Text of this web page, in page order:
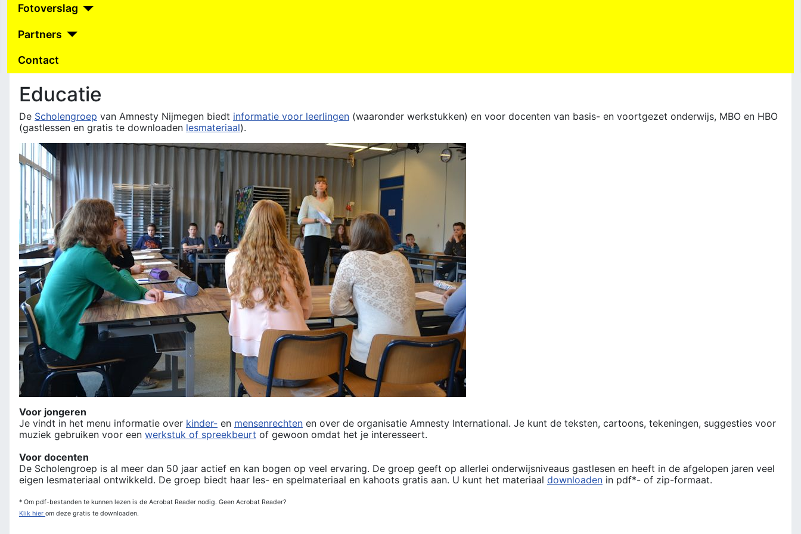
Fotoverslag
Partners
Contact
Educatie
De Scholengroep van Amnesty Nijmegen biedt informatie voor leerlingen (waaronder werkstukken) en voor docenten van basis- en voortgezet onderwijs, MBO en HBO
(gastlessen en gratis te downloaden lesmateriaal).
Voor jongeren
Je vindt in het menu informatie over kinder- en mensenrechten en over de organisatie Amnesty International. Je kunt de teksten, cartoons, tekeningen, suggesties voor
muziek gebruiken voor een werkstuk of spreekbeurt of gewoon omdat het je interesseert.
Voor docenten
De Scholengroep is al meer dan 50 jaar actief en kan bogen op veel ervaring. De groep geeft op allerlei onderwijsniveaus gastlesen en heeft in de afgelopen jaren veel
eigen lesmateriaal ontwikkeld. De groep biedt haar les- en spelmateriaal en kahoots gratis aan. U kunt het materiaal downloaden in pdf*- of zip-formaat.
* Om pdf-bestanden te kunnen lezen is de Acrobat Reader nodig. Geen Acrobat Reader?
Klik hier om deze gratis te downloaden.